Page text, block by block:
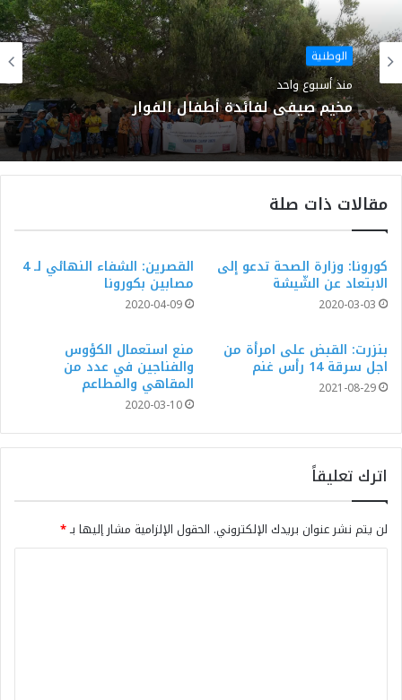
الوطنية
منذ أسبوع واحد
مخيم صيفي لفائدة أطفال الفوار
مقالات ذات صلة
كورونا: وزارة الصحة تدعو إلى
الابتعاد عن الشّيشة
2020-03-03
القصرين: الشفاء النهائي لـ 4
مصابين بكورونا
2020-04-09
بنزرت: القبض على امرأة من
اجل سرقة 14 رأس غنم
2021-08-29
منع استعمال الكؤوس
والفناجين في عدد من
المقاهي والمطاعم
2020-03-10
اترك تعليقاً
لن يتم نشر عنوان بريدك الإلكتروني. الحقول الإلزامية مشار إليها بـ*